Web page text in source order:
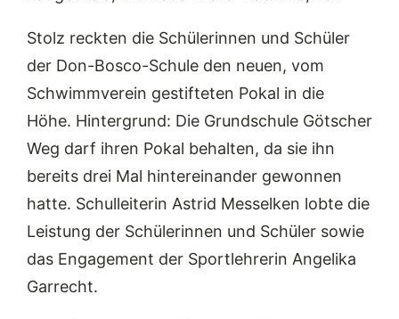
Stolz reckten die Schülerinnen und Schüler
der Don-Bosco-Schule den neuen, vom
Schwimmverein gestifteten Pokal in die
Höhe. Hintergrund: Die Grundschule Götscher
Weg darf ihren Pokal behalten, da sie ihn
bereits drei Mal hintereinander gewonnen
hatte. Schulleiterin Astrid Messelken lobte die
Leistung der Schülerinnen und Schüler sowie
das Engagement der Sportlehrerin Angelika
Garrecht.